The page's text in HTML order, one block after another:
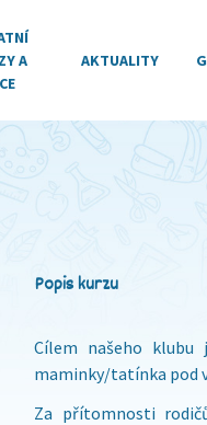
A
AKTUALITY
Popis kurzu
Cílem našeho klubu
maminky/tatínka pod
Za přítomnosti